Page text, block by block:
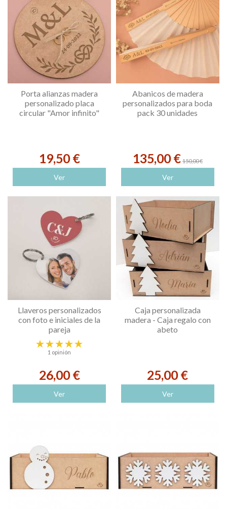
Porta alianzas madera
personalizado placa
circular "Amor infinito"
19,50 €
Ver
Abanicos de madera
personalizados para boda
pack 30 unidades
135,00 € 150,00 €
Ver
Llaveros personalizados
con foto e iniciales de la
pareja
1 opinión
26,00 €
Ver
Caja personalizada
madera - Caja regalo con
abeto
25,00 €
Ver